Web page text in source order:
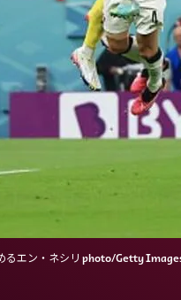
るエン・ネシリ photo/Getty